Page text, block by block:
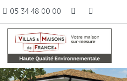
05 34 48 00 00